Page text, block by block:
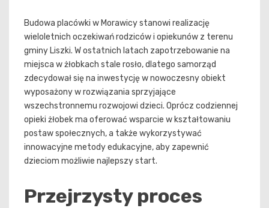
Budowa placówki w Morawicy stanowi realizację
wieloletnich oczekiwań rodziców i opiekunów z terenu
gminy Liszki. W ostatnich latach zapotrzebowanie na
miejsca w żłobkach stale rosło, dlatego samorząd
zdecydował się na inwestycję w nowoczesny obiekt
wyposażony w rozwiązania sprzyjające
wszechstronnemu rozwojowi dzieci. Oprócz codziennej
opieki żłobek ma oferować wsparcie w kształtowaniu
postaw społecznych, a także wykorzystywać
innowacyjne metody edukacyjne, aby zapewnić
dzieciom możliwie najlepszy start.
Przejrzysty proces